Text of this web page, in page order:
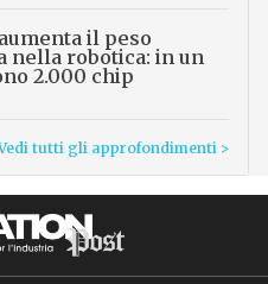
il peso
nella robotica: in un
2.000 chip
tutti gli approfondimenti >